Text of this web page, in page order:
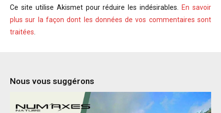
Ce site utilise Akismet pour réduire les indésirables.
En savoir
plus sur la façon dont les données de vos commentaires sont
traitées
Nous vous suggérons